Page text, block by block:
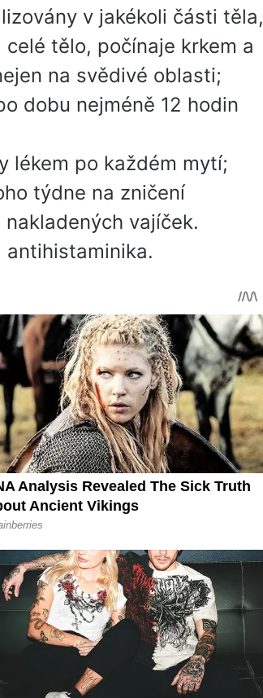
v jakékoli části těla,
tělo, počínaje krkem a
na svědivé oblasti;
dobu nejméně 12 hodin
lékem po každém mytí;
týdne na zničení
vajíček.
antihistaminika.